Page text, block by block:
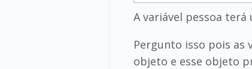
A variável pessoa
Pergunto isso pois as
objeto e esse objeto